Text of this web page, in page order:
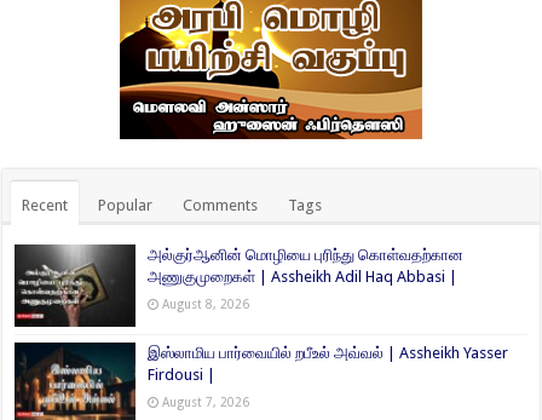
Recent Popular Comments Tags
அல்குர்ஆனின் மொழியை புரிந்து கொள்வதற்கான
அணுகுமுறைகள் | Assheikh Adil Haq Abbasi |
August 8, 2026
இஸ்லாமிய பார்வையில் றபீஉல் அவ்வல் | Assheikh Yasser
Firdousi |
August 7, 2026